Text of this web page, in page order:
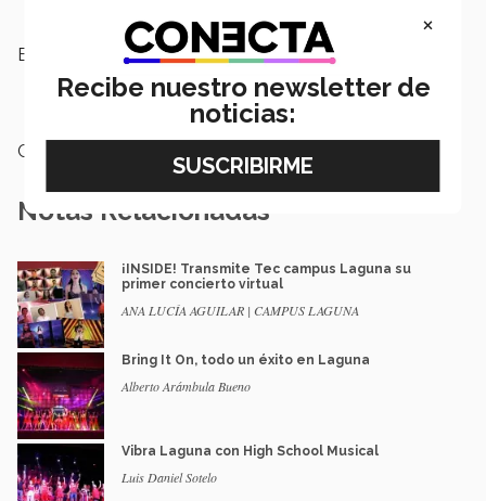
Etiquetas:
Tecnológico de Monterrey
campus Laguna,
Back to Stage,
Autoconcierto
Categoría:
Notas Relacionadas
¡INSIDE! Transmite Tec campus Laguna su
primer concierto virtual
ANA LUCÍA AGUILAR | CAMPUS LAGUNA
Bring It On, todo un éxito en Laguna
Alberto Arámbula Bueno
Vibra Laguna con High School Musical
Luis Daniel Sotelo
×
Recibe nuestro newsletter de
noticias: